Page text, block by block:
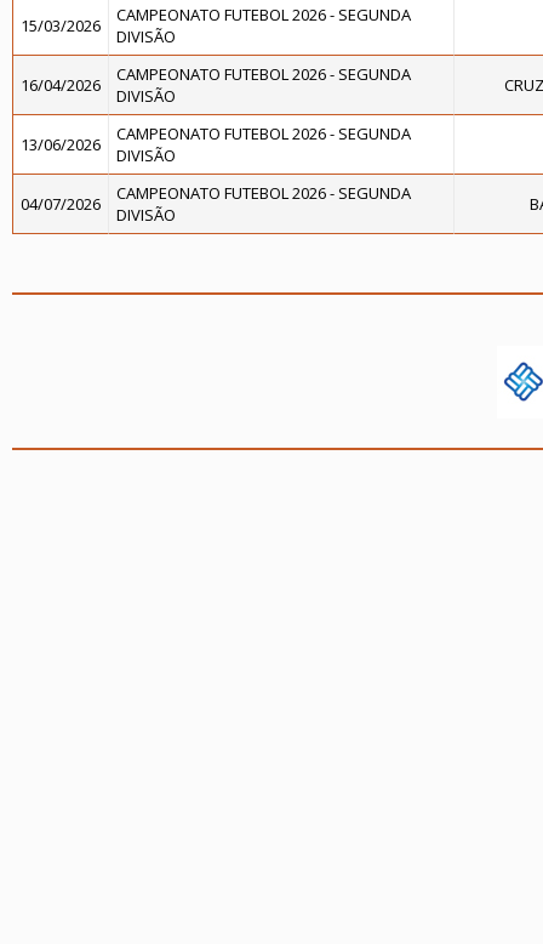
15/03/2026
CAMPEONATO FUTEBOL 2026 - SEGUNDA
DIVISÃO
16/04/2026
CAMPEONATO FUTEBOL 2026 - SEGUNDA
DIVISÃO
13/06/2026
CAMPEONATO FUTEBOL 2026 - SEGUNDA
DIVISÃO
04/07/2026
CAMPEONATO FUTEBOL 2026 - SEGUNDA
DIVISÃO